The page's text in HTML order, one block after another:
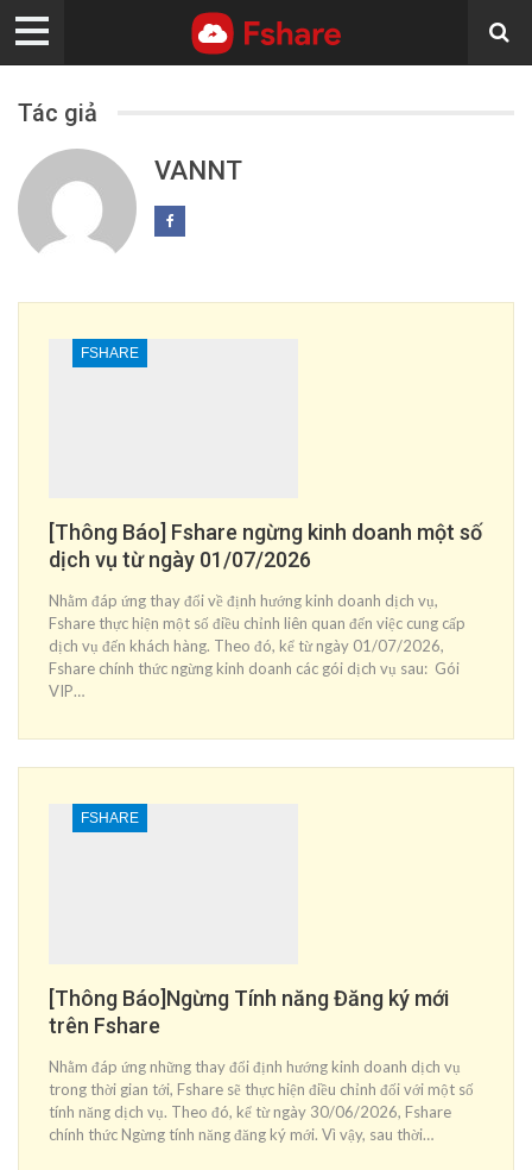
Tác giả
VANNT
FSHARE
[Thông Báo] Fshare ngừng kinh doanh một số
dịch vụ từ ngày 01/07/2026
Nhằm đáp ứng thay đổi về định hướng kinh doanh dịch vụ,
Fshare thực hiện một số điều chỉnh liên quan đến việc cung cấp
dịch vụ đến khách hàng. Theo đó, kể từ ngày 01/07/2026,
Fshare chính thức ngừng kinh doanh các gói dịch vụ sau: Gói
VIP…
FSHARE
[Thông Báo]Ngừng Tính năng Đăng ký mới
trên Fshare
Nhằm đáp ứng những thay đổi định hướng kinh doanh dịch vụ
trong thời gian tới, Fshare sẽ thực hiện điều chỉnh đối với một số
tính năng dịch vụ. Theo đó, kể từ ngày 30/06/2026, Fshare
chính thức Ngừng tính năng đăng ký mới. Vì vậy, sau thời…